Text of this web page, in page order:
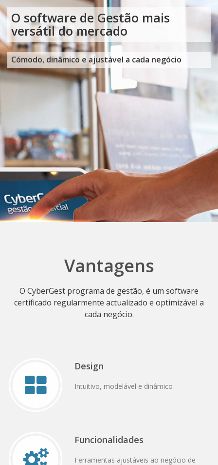
O software de Gestão mais
versátil do mercado
Cómodo, dinâmico e ajustável a cada negócio
Software certificado e com
garantia
Actualizações seguras e regulares
Exportação de mapas e
estatísticas
Validação e envio do SAFT para as finanças
Vantagens
O CyberGest programa de gestão, é um software
certificado regularmente actualizado e optimizável a
cada negócio.
Design
Intuitivo, modelável e dinâmico
Funcionalidades
Ferramentas ajustáveis ao negócio de